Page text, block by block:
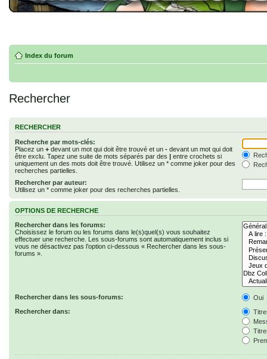
Index du forum
Rechercher
RECHERCHER
Recherche par mots-clés:
Placez un + devant un mot qui doit être trouvé et un - devant un mot qui doit
être exclu. Tapez une suite de mots séparés par des | entre crochets si
uniquement un des mots doit être trouvé. Utilisez un * comme joker pour des
recherches partielles.
Rechercher par auteur:
Utilisez un * comme joker pour des recherches partielles.
OPTIONS DE RECHERCHE
Rechercher dans les forums:
Choisissez le forum ou les forums dans le(s)quel(s) vous souhaitez
effectuer une recherche. Les sous-forums sont automatiquement inclus si
vous ne désactivez pas l’option ci-dessous « Rechercher dans les sous-
forums ».
Rechercher dans les sous-forums:
Oui
Rechercher dans: